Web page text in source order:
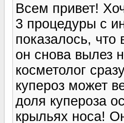
Всем привет!
3 процедуры с
показалось,
он снова вылез
косметолог
купероз может
доля купероза
крыльях носа!